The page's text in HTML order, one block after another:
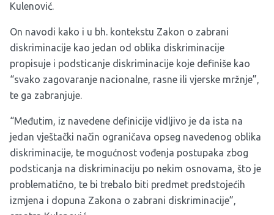
Kulenović.
On navodi kako i u bh. kontekstu Zakon o zabrani
diskriminacije kao jedan od oblika diskriminacije
propisuje i podsticanje diskriminacije koje definiše kao
“svako zagovaranje nacionalne, rasne ili vjerske mržnje”,
te ga zabranjuje.
“Međutim, iz navedene definicije vidljivo je da ista na
jedan vještački način ograničava opseg navedenog oblika
diskriminacije, te mogućnost vođenja postupaka zbog
podsticanja na diskriminaciju po nekim osnovama, što je
problematično, te bi trebalo biti predmet predstojećih
izmjena i dopuna Zakona o zabrani diskriminacije”,